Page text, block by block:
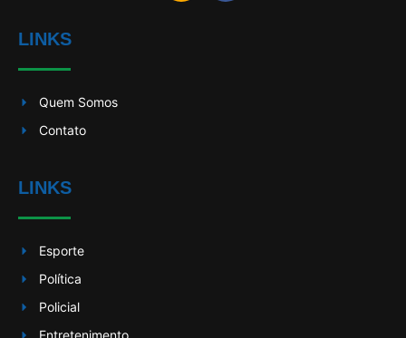
LINKS
Quem Somos
Contato
LINKS
Esporte
Política
Policial
Entretenimento